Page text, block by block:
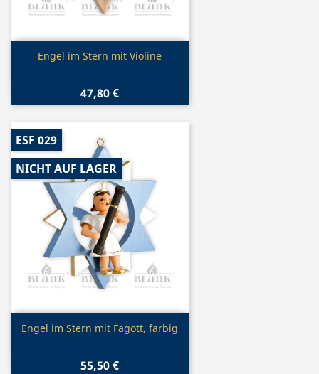
 Vorschau
Engel im Stern mit Violine
47,80 €
Vorschau
Engel im Stern mit Fagott, farbig
55,50 €
ESF 029
NICHT AUF LAGER